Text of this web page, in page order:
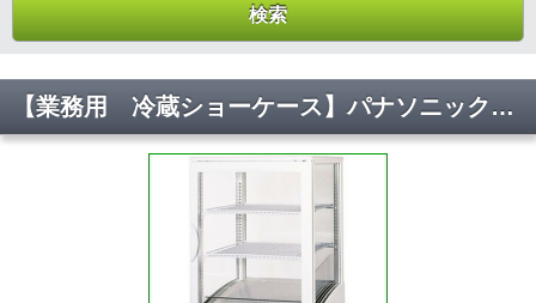
【業務用 冷蔵ショーケース】パナソニック製 幅470 [ 容積:65L・単相100V ] SMR-CZ65F W470*D463*H800(mm)【代引不可/送料無料】